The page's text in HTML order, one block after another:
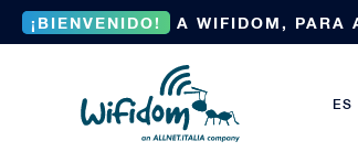
¡BIENVENIDO! A WIFIDOM, PARA